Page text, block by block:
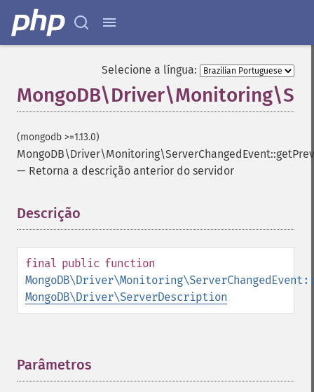
Selecione a língua:
(mongodb >=1.13.0)
— Retorna a descrição anterior do servidor
Descrição
final public function
MongoDB\Driver\ServerDescription
Parâmetros